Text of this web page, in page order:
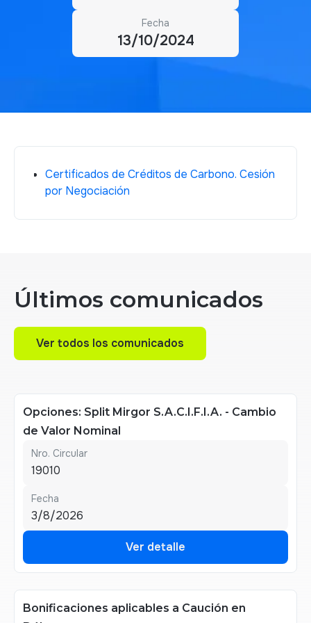
Fecha
13/10/2024
Certificados de Créditos de Carbono. Cesión
por Negociación
Últimos comunicados
Ver todos los comunicados
Opciones: Split Mirgor S.A.C.I.F.I.A. - Cambio
de Valor Nominal
Nro. Circular
19010
Fecha
3/8/2026
Ver detalle
Bonificaciones aplicables a Caución en